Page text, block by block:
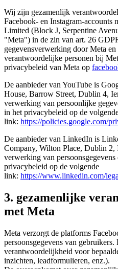
Wij zijn gezamenlijk
Facebook- en Instagram-accounts
Limited (Block J, Serpentine
"Meta") in de zin van art. 26
gegevensverwerking door Meta
verantwoordelijke personen bij
privacybeleid van Meta op
De aanbieder van YouTube is
House, Barrow Street, Dublin 4,
verwerking van persoonlijke
in het privacybeleid op de
link: https://policies.google.com/
De aanbieder van LinkedIn is
Company, Wilton Place, Dublin 2,
verwerking van
privacybeleid op de volgende
link: https://www.linkedin.com/
3. gezamenlijke
met Meta
Meta verzorgt de platforms
persoonsgegevens van
verantwoordelijkheid voor
inzichten, leadformulieren, enz.).